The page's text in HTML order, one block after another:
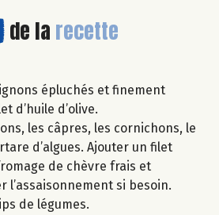
de la recette
épluchés et finement
d’huile d’olive.
les câpres, les cornichons, le
d’algues. Ajouter un filet
de chèvre frais et
l’assaisonnement si besoin.
de légumes.